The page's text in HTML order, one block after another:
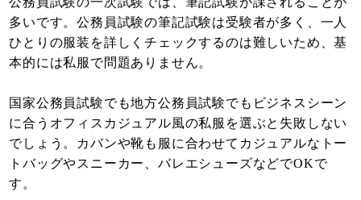
多いです。公務員試験の筆記試験は受験者が多く、一人
ひとりの服装を詳しくチェックするのは難しいため、基
本的には私服で問題ありません。
国家公務員試験でも地方公務員試験でもビジネスシーン
に合うオフィスカジュアル風の私服を選ぶと失敗しない
でしょう。カバンや靴も服に合わせてカジュアルなトー
トバッグやスニーカー、バレエシューズなどでOKで
す。